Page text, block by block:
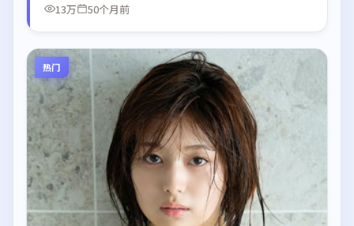
13万
50个月前
热门